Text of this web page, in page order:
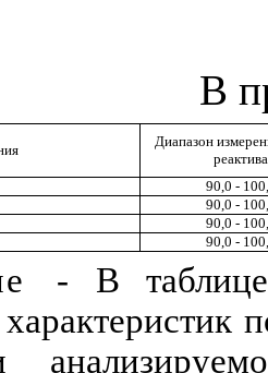
В
Диапазон
реактива
90,0 -
90,0 -
90,0 -
90,0 -
- В